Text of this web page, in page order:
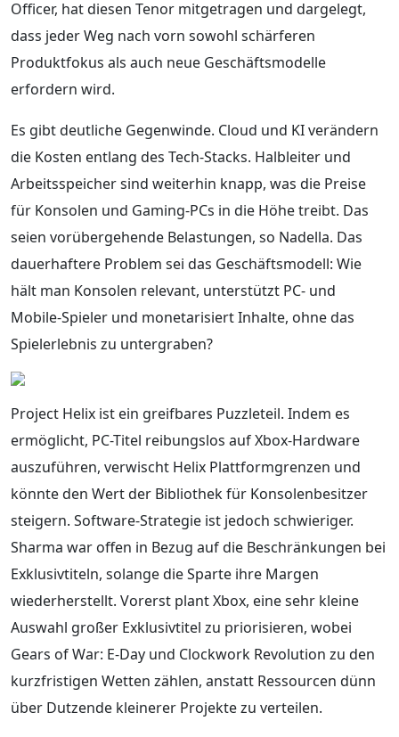
Officer, hat diesen Tenor mitgetragen und dargelegt,
dass jeder Weg nach vorn sowohl schärferen
Produktfokus als auch neue Geschäftsmodelle
erfordern wird.
Es gibt deutliche Gegenwinde. Cloud und KI verändern
die Kosten entlang des Tech-Stacks. Halbleiter und
Arbeitsspeicher sind weiterhin knapp, was die Preise
für Konsolen und Gaming-PCs in die Höhe treibt. Das
seien vorübergehende Belastungen, so Nadella. Das
dauerhaftere Problem sei das Geschäftsmodell: Wie
hält man Konsolen relevant, unterstützt PC- und
Mobile-Spieler und monetarisiert Inhalte, ohne das
Spielerlebnis zu untergraben?
Project Helix ist ein greifbares Puzzleteil. Indem es
ermöglicht, PC-Titel reibungslos auf Xbox-Hardware
auszuführen, verwischt Helix Plattformgrenzen und
könnte den Wert der Bibliothek für Konsolenbesitzer
steigern. Software-Strategie ist jedoch schwieriger.
Sharma war offen in Bezug auf die Beschränkungen bei
Exklusivtiteln, solange die Sparte ihre Margen
wiederherstellt. Vorerst plant Xbox, eine sehr kleine
Auswahl großer Exklusivtitel zu priorisieren, wobei
Gears of War: E-Day und Clockwork Revolution zu den
kurzfristigen Wetten zählen, anstatt Ressourcen dünn
über Dutzende kleinerer Projekte zu verteilen.